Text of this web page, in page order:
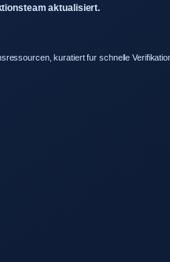
aktualisiert.
kuratiert fur schnelle